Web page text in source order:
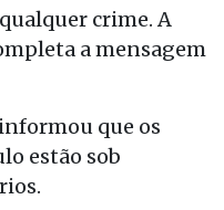
crime. A
a mensagem
que os
estão sob